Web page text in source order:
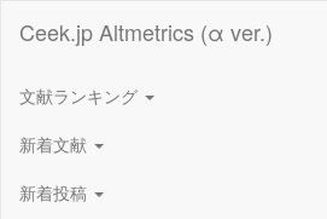
Ceek.jp Altmetrics (α ver.)
文献ランキング
新着文献
新着投稿